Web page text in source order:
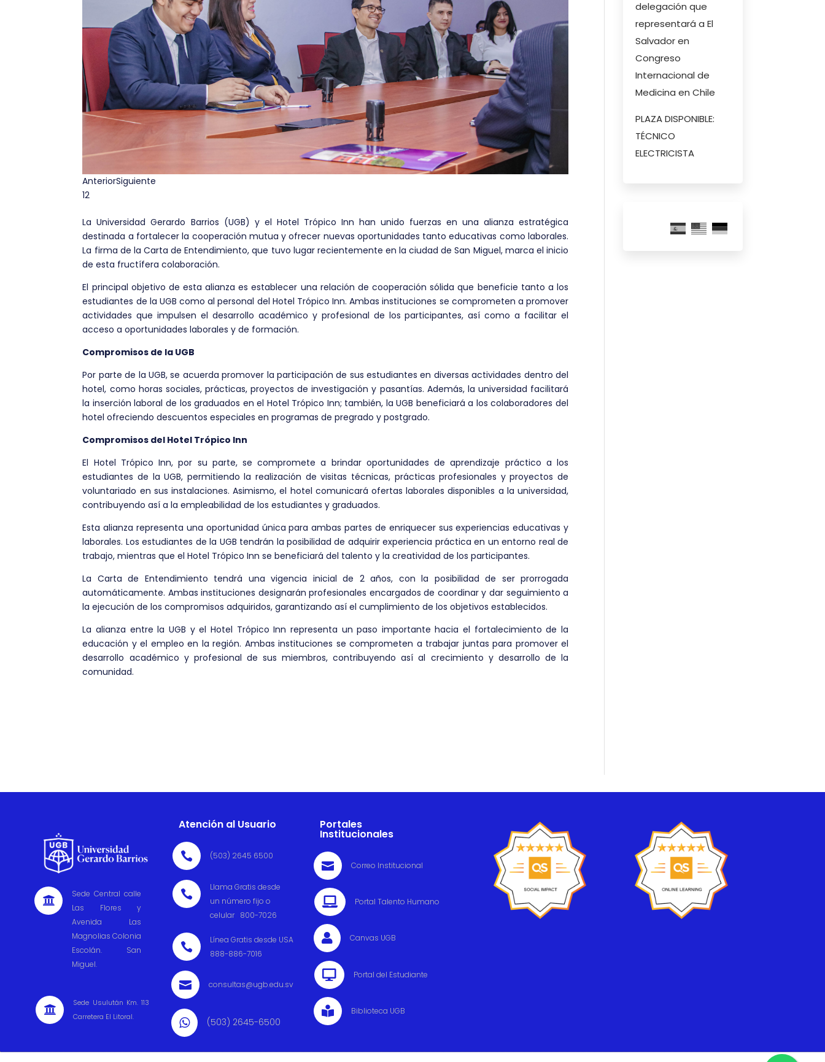
AnteriorSiguiente
12
La Universidad Gerardo Barrios (UGB) y el Hotel Trópico Inn han unido fuerzas en una alianza estratégica
destinada a fortalecer la cooperación mutua y ofrecer nuevas oportunidades tanto educativas como laborales.
La firma de la Carta de Entendimiento, que tuvo lugar recientemente en la ciudad de San Miguel, marca el inicio
de esta fructífera colaboración.
El principal objetivo de esta alianza es establecer una relación de cooperación sólida que beneficie tanto a los
estudiantes de la UGB como al personal del Hotel Trópico Inn. Ambas instituciones se comprometen a promover
actividades que impulsen el desarrollo académico y profesional de los participantes, así como a facilitar el
acceso a oportunidades laborales y de formación.
Compromisos de la UGB
Por parte de la UGB, se acuerda promover la participación de sus estudiantes en diversas actividades dentro del
hotel, como horas sociales, prácticas, proyectos de investigación y pasantías. Además, la universidad facilitará
la inserción laboral de los graduados en el Hotel Trópico Inn; también, la UGB beneficiará a los colaboradores del
hotel ofreciendo descuentos especiales en programas de pregrado y postgrado.
Compromisos del Hotel Trópico Inn
El Hotel Trópico Inn, por su parte, se compromete a brindar oportunidades de aprendizaje práctico a los
estudiantes de la UGB, permitiendo la realización de visitas técnicas, prácticas profesionales y proyectos de
voluntariado en sus instalaciones. Asimismo, el hotel comunicará ofertas laborales disponibles a la universidad,
contribuyendo así a la empleabilidad de los estudiantes y graduados.
Esta alianza representa una oportunidad única para ambas partes de enriquecer sus experiencias educativas y
laborales. Los estudiantes de la UGB tendrán la posibilidad de adquirir experiencia práctica en un entorno real de
trabajo, mientras que el Hotel Trópico Inn se beneficiará del talento y la creatividad de los participantes.
La Carta de Entendimiento tendrá una vigencia inicial de 2 años, con la posibilidad de ser prorrogada
automáticamente. Ambas instituciones designarán profesionales encargados de coordinar y dar seguimiento a
la ejecución de los compromisos adquiridos, garantizando así el cumplimiento de los objetivos establecidos.
La alianza entre la UGB y el Hotel Trópico Inn representa un paso importante hacia el fortalecimiento de la
educación y el empleo en la región. Ambas instituciones se comprometen a trabajar juntas para promover el
desarrollo académico y profesional de sus miembros, contribuyendo así al crecimiento y desarrollo de la
comunidad.
delegación que
representará a El
Salvador en
Congreso
Internacional de
Medicina en Chile
PLAZA DISPONIBLE:
TÉCNICO
ELECTRICISTA

Sede Central calle
Las Flores y
Avenida Las
Magnolias Colonia
Escolán. San
Miguel.

Sede Usulután Km. 113
Carretera El Litoral.
Atención al Usuario
 (503) 2645 6500

Llama Gratis desde
un número fijo o
celular 800-7026

Línea Gratis desde USA
888-886-7016
 consultas@ugb.edu.sv
 (503) 2645-6500
Portales
Institucionales
 Correo Institucional
 Portal Talento Humano
 Canvas UGB
 Portal del Estudiante
 Biblioteca UGB